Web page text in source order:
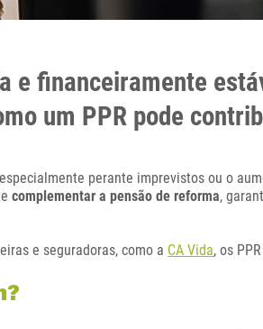
e financeiramente
um PPR pode
perante imprevistos ou o
complementar a pensão de reforma,
e seguradoras, como a CA Vida, os